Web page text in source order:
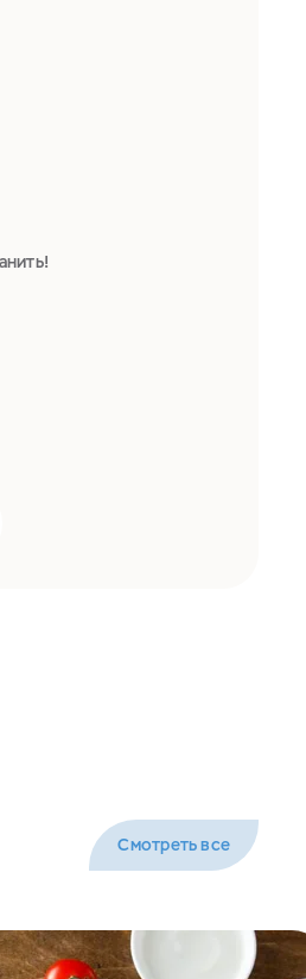
Смотреть все